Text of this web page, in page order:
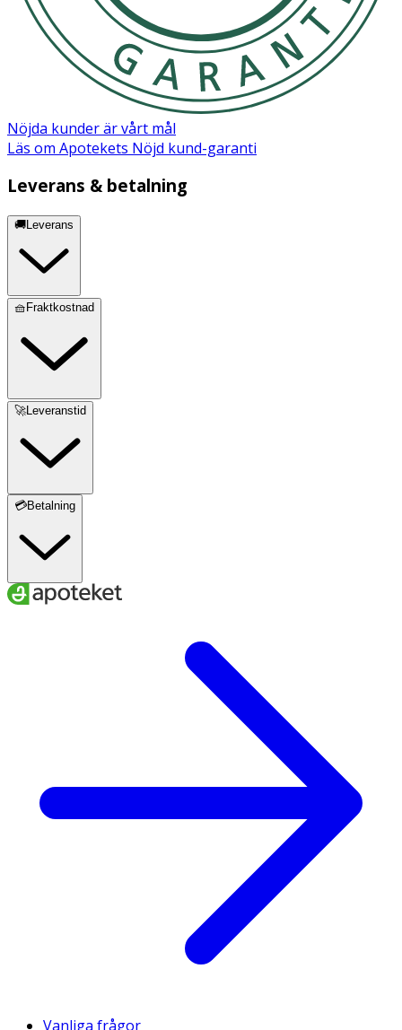
Nöjda kunder är vårt mål
Läs om Apotekets Nöjd kund-garanti
Leverans & betalning
🚚Leverans
🧺Fraktkostnad
🚀Leveranstid
💳Betalning
Vanliga frågor